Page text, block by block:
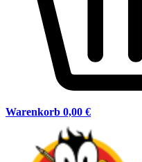
Warenkorb 0,00 €